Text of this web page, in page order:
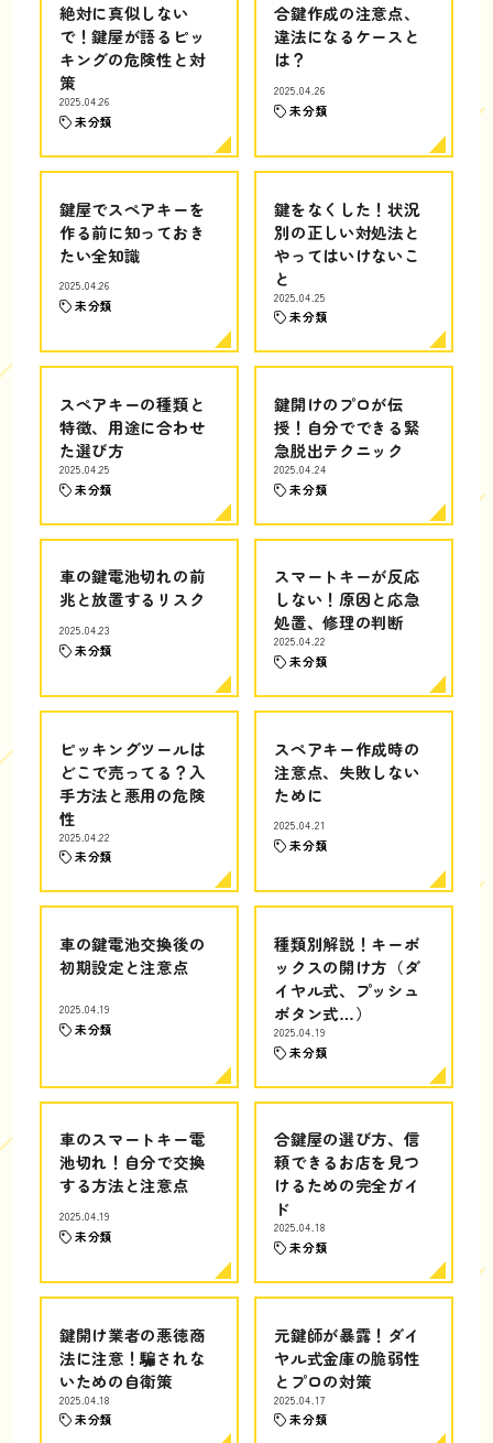
絶対に真似しない
で！鍵屋が語るピッ
キングの危険性と対
策
2025.04.26
未分類
合鍵作成の注意点、
違法になるケースと
は？
2025.04.26
未分類
鍵屋でスペアキーを
作る前に知っておき
たい全知識
2025.04.26
未分類
鍵をなくした！状況
別の正しい対処法と
やってはいけないこ
と
2025.04.25
未分類
スペアキーの種類と
特徴、用途に合わせ
た選び方
2025.04.25
未分類
鍵開けのプロが伝
授！自分でできる緊
急脱出テクニック
2025.04.24
未分類
車の鍵電池切れの前
兆と放置するリスク
2025.04.23
未分類
スマートキーが反応
しない！原因と応急
処置、修理の判断
2025.04.22
未分類
ピッキングツールは
どこで売ってる？入
手方法と悪用の危険
性
2025.04.22
未分類
スペアキー作成時の
注意点、失敗しない
ために
2025.04.21
未分類
車の鍵電池交換後の
初期設定と注意点
2025.04.19
未分類
種類別解説！キーボ
ックスの開け方（ダ
イヤル式、プッシュ
ボタン式…）
2025.04.19
未分類
車のスマートキー電
池切れ！自分で交換
する方法と注意点
2025.04.19
未分類
合鍵屋の選び方、信
頼できるお店を見つ
けるための完全ガイ
ド
2025.04.18
未分類
鍵開け業者の悪徳商
法に注意！騙されな
いための自衛策
2025.04.18
未分類
元鍵師が暴露！ダイ
ヤル式金庫の脆弱性
とプロの対策
2025.04.17
未分類